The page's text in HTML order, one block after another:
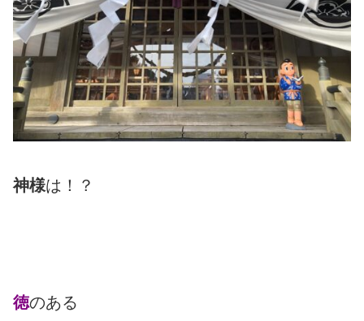
神様は！？
徳のある